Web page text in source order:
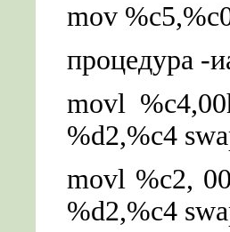
mov
процедура -
movl
%d2,%c4
movl %c2,
%d2,%c4